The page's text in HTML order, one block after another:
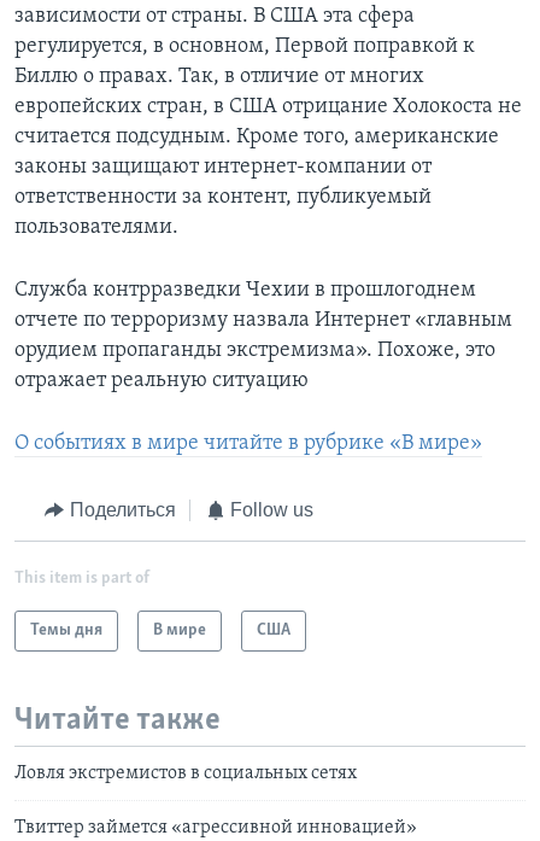
зависимости от страны. В США эта сфера
регулируется, в основном, Первой поправкой к
Биллю о правах. Так, в отличие от многих
европейских стран, в США отрицание Холокоста не
считается подсудным. Кроме того, американские
законы защищают интернет-компании от
ответственности за контент, публикуемый
пользователями.
Служба контрразведки Чехии в прошлогоднем
отчете по терроризму назвала Интернет «главным
орудием пропаганды экстремизма». Похоже, это
отражает реальную ситуацию
О событиях в мире читайте в рубрике «В мире»
Поделиться Follow us
This item is part of
Темы дня В мире США
Читайте также
Ловля экстремистов в социальных сетях
Твиттер займется «агрессивной инновацией»